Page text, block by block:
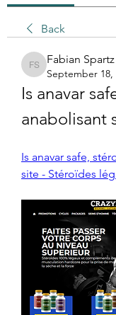
Back
Fabian Spartz
Fabian Spartz
September 18,
Is anavar
anabolisant
Is anavar safe,
site - Stéroïdes